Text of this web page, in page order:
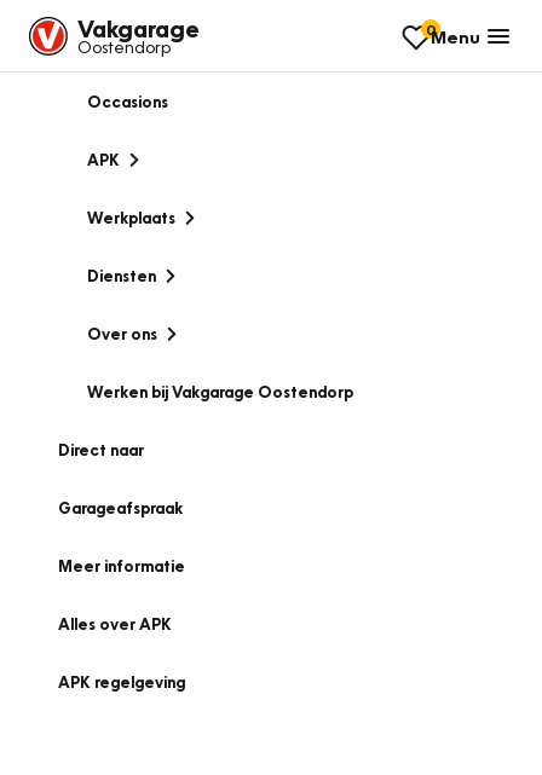
Vakgarage
Oostendorp
0Menu
Occasions
APK
Werkplaats
Diensten
Over ons
Werken bij Vakgarage Oostendorp
Direct naar
Garageafspraak
Meer informatie
Alles over APK
APK regelgeving